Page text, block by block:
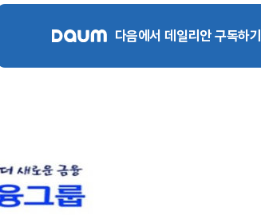
다음에서 데일리안 구독하기